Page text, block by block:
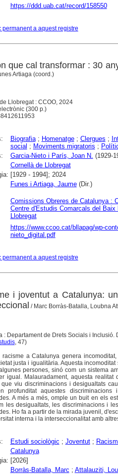
https://ddd.uab.cat/record/158550
permanent a aquest registre
que cal transformar : 30
Artiaga (coord.)
Llobregat : CCOO, 2024
(300 p.)
Biografia; Homenatge; Clergues ;
social ; Moviments migratoris ;
Garcia-Nieto i París, Joan N. (1929-
Cornellà de Llobregat
[1929 - 1994]; 2024
Funes i Artiaga, Jaume(Dir.)
Comissions Obreres de Catalunya :
Centre d'Estudis Comarcals del Baix
Llobregat
https://www.ccoo.cat/bllapag/wp-
nieto_digital.pdf
permanent a aquest registre
i joventut a Catalunya:
/ Marc Borràs-Batalla, Loubna
: Departament de Drets Socials i Inclusió.
, 47)
racisme a Catalunya genera
justa i igualitària. Aquesta
persones, sinó com un sistema
igual. Malauradament, aquesta
que viu discriminacions i desigualtats
profunditat aquestes
A més a més, omple un buit en els
les desigualtats, les discriminacions i
Ho fa a partir de la mirada juvenil,
interna i la interseccionalitat amb
Estudi sociològic ; Joventut;
Catalunya
[2026]
Borràs-Batalla, Marc ; Attalauziti,